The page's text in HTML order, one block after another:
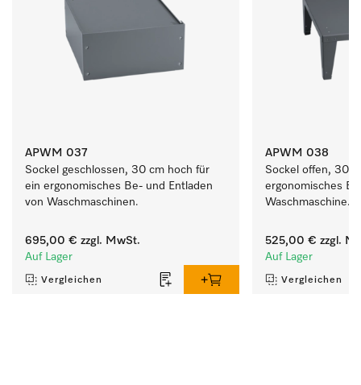
APWM 037
Sockel geschlossen, 30 cm hoch für
ein ergonomisches Be- und Entladen
von Waschmaschinen.
695,00 € zzgl. MwSt.
Auf Lager
Vergleichen
APWM 038
Sockel offen, 30
ergonomisches
Waschmaschine.
525,00 € zzgl.
Auf Lager
Vergleichen